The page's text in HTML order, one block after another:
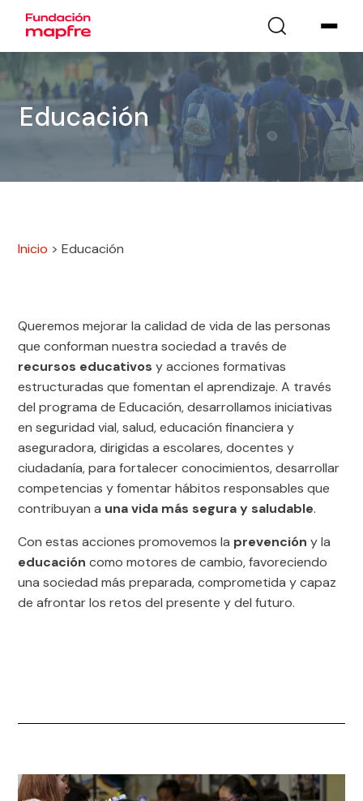
Educación
Inicio >Educación
Queremos mejorar la calidad de vida de las personas
que conforman nuestra sociedad a través de
recursos educativos y acciones formativas
estructuradas que fomentan el aprendizaje. A través
del programa de Educación, desarrollamos iniciativas
en seguridad vial, salud, educación financiera y
aseguradora, dirigidas a escolares, docentes y
ciudadanía, para fortalecer conocimientos, desarrollar
competencias y fomentar hábitos responsables que
contribuyan a una vida más segura y saludable.
Con estas acciones promovemos la prevención y la
educación como motores de cambio, favoreciendo
una sociedad más preparada, comprometida y capaz
de afrontar los retos del presente y del futuro.